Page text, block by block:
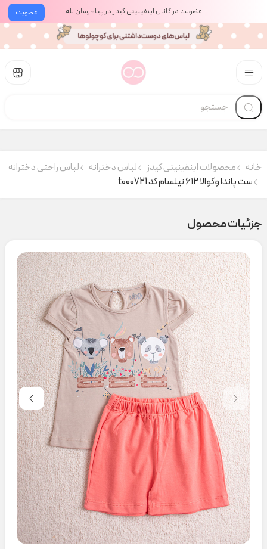
عضویت عضویت در کانال اینفینیتی کیدز در پیام‌رسان بله
خانه محصولات اینفینیتی کیدز لباس دخترانه
لباس راحتی دخترانه
ست پاندا و‌کوالا ۶۱۲ نیلسام کد t000721
جزئیات محصول